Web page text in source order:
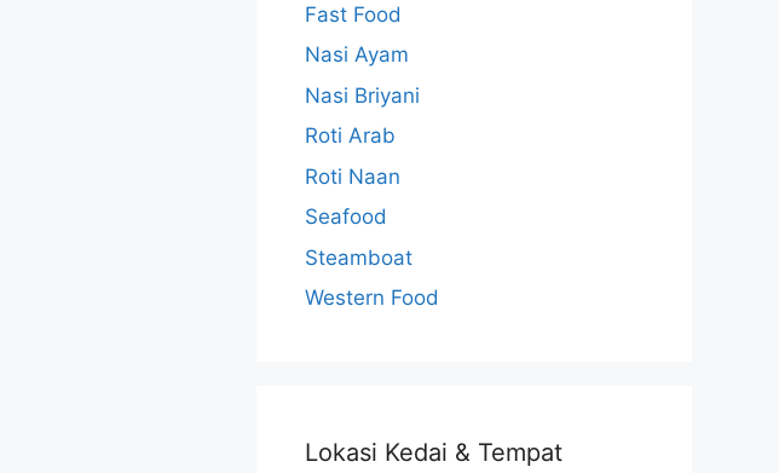
Fast Food
Nasi Ayam
Nasi Briyani
Roti Arab
Roti Naan
Seafood
Steamboat
Western Food
Lokasi Kedai & Tempat